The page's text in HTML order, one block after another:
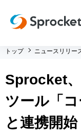
プラットフォー
コンサルティング
コンサルティン
導入事例
トップ ニュースリリー
Sprocket
ツール「コ
と連携開始